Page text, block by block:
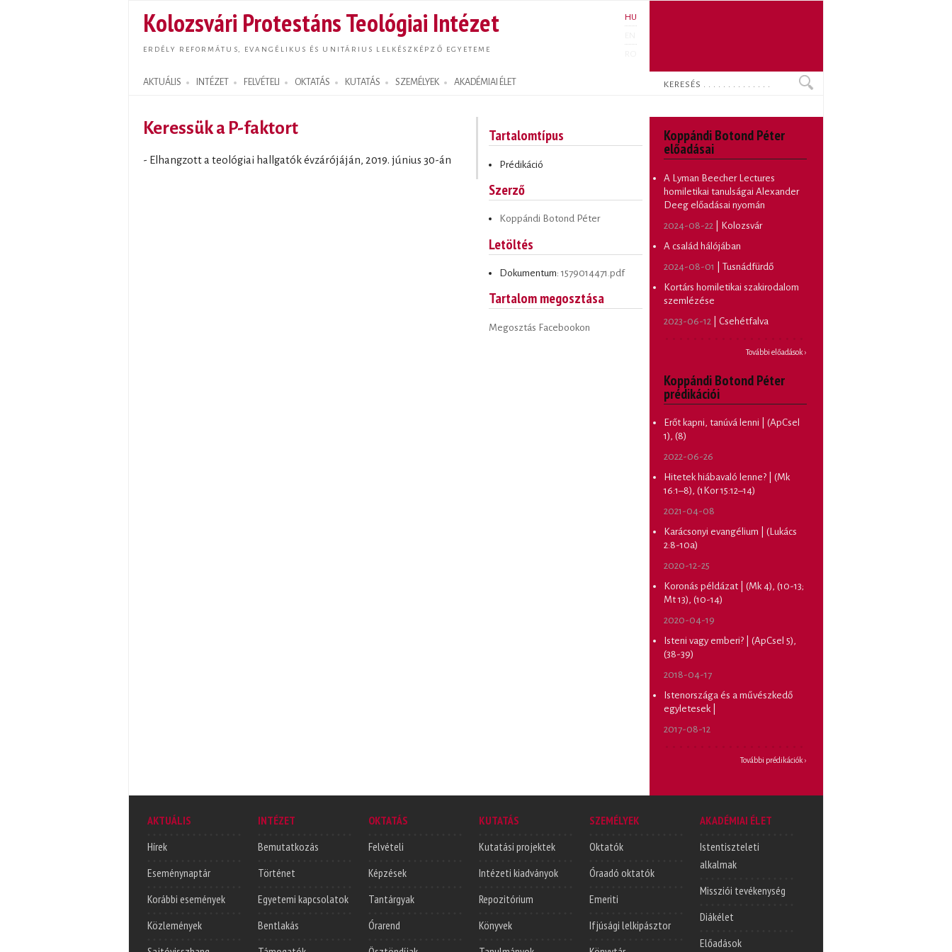
tartalomra
Kolozsvári Protestáns Teológiai Intézet
ERDÉLY REFORMÁTUS, EVANGÉLIKUS ÉS UNITÁRIUS LELKÉSZKÉPZŐ EGYETEME
HU
AKTUÁLIS INTÉZET FELVÉTELI OKTATÁS KUTATÁS SZEMÉLYEK AKADÉMIAI ÉLET
Search form
Keresés
Keressük a P-faktort
- Elhangzott a teológiai hallgatók évzárójáján, 2019. június 30-án
Tartalomtípus
Prédikáció
Szerző
Koppándi Botond Péter
Letöltés
Dokumentum: 1579014471.pdf
Tartalom megosztása
Megosztás Facebookon
Koppándi Botond Péter
előadásai
A Lyman Beecher Lectures
homiletikai tanulságai Alexander
Deeg előadásai nyomán
2024-08-22 | Kolozsvár
A család hálójában
2024-08-01
| Tusnádfürdő
Kortárs homiletikai szakirodalom
szemlézése
2023-06-12 | Csehétfalva
További előadások ›
Koppándi Botond Péter
prédikációi
Erőt kapni, tanúvá lenni | (ApCsel
1), (8)
2022-06-26
Hitetek hiábavaló lenne? | (Mk
16:1–8), (1Kor 15:12–14)
2021-04-08
Karácsonyi evangélium | (Lukács
2:8-10a)
2020-12-25
Koronás példázat | (Mk 4), (10-13;
Mt 13), (10-14)
2020-04-19
Isteni vagy emberi? | (ApCsel 5),
(38-39)
2018-04-17
Istenországa és a művészkedő
egyletesek |
2017-08-12
További prédikációk ›
AKTUÁLIS
Hírek
Eseménynaptár
Korábbi események
Közlemények
INTÉZET
Bemutatkozás
Történet
Egyetemi kapcsolatok
Bentlakás
OKTATÁS
Felvételi
Képzések
Tantárgyak
Órarend
KUTATÁS
Kutatási projektek
Intézeti kiadványok
Repozitórium
Könyvek
SZEMÉLYEK
Oktatók
Óraadó oktatók
Emeriti
Ifjúsági lelkipásztor
AKADÉMIAI ÉLET
Istentiszteleti
alkalmak
Missziói tevékenység
Diákélet
Előadások